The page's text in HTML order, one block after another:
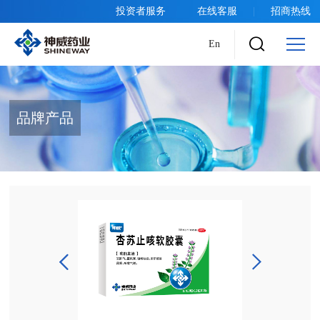
投资者服务 在线客服 招商热线
En
品牌产品